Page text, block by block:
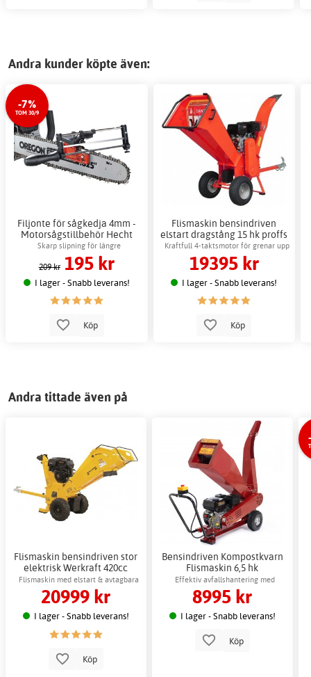
Andra kunder köpte även:
-7%
TOM 30/9
Filjonte för sågkedja 4mm -
Motorsågstillbehör Hecht
Skarp slipning för längre
kedjelivslängd
209 kr 195 kr
I lager - Snabb leverans!
Köp
Flismaskin bensindriven
elstart dragstång 15 hk proffs
röd
Kraftfull 4-taktsmotor för grenar upp
till 100 mm
19395 kr
I lager - Snabb leverans!
Köp
Andra tittade även på
Flismaskin bensindriven stor
elektrisk Werkraft 420cc
elstart
Flismaskin med elstart & avtagbara
knivar
20999 kr
I lager - Snabb leverans!
Köp
Bensindriven Kompostkvarn
Flismaskin 6,5 hk
Loncinmotor
Effektiv avfallshantering med
kraftfull motor
8995 kr
I lager - Snabb leverans!
Köp